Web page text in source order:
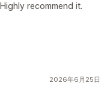
recommend it.
2026年6月25日